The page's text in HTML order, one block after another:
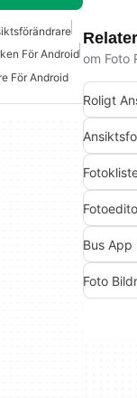
För Android
För Android
om Foto
Roligt
Bus App
Foto